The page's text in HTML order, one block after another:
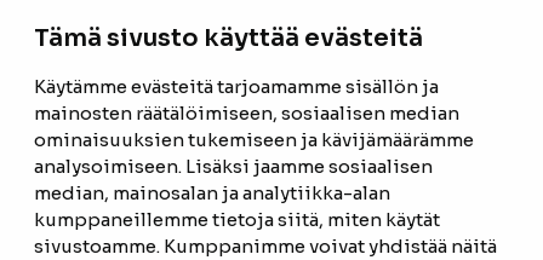
Tämä sivusto käyttää evästeitä
Käytämme evästeitä tarjoamamme sisällön ja
mainosten räätälöimiseen, sosiaalisen median
ominaisuuksien tukemiseen ja kävijämäärämme
analysoimiseen. Lisäksi jaamme sosiaalisen
median, mainosalan ja analytiikka-alan
kumppaneillemme tietoja siitä, miten käytät
sivustoamme. Kumppanimme voivat yhdistää näitä
ETUSIVU
TUOTTEET
REFERENSSIT